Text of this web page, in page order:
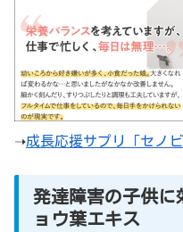
➝成長応援サプリ「セノ
発達障害の子供
ョウ葉エキス